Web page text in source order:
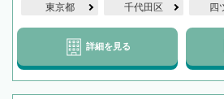
東京都 千代田区 四
詳細を見る